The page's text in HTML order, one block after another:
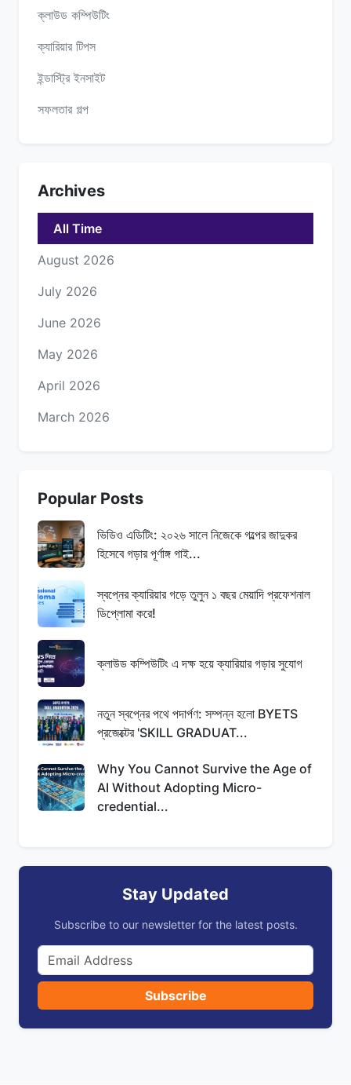
ক্লাউড কম্পিউটিং
ক্যারিয়ার টিপস
ইন্ডাস্ট্রি ইনসাইট
সফলতার গল্প
Archives
All Time
August 2026
July 2026
June 2026
May 2026
April 2026
March 2026
Popular Posts
ভিডিও এডিটিং: ২০২৬ সালে নিজেকে গল্পের জাদুকর
হিসেবে গড়ার পূর্ণাঙ্গ গাই...
স্বপ্নের ক্যারিয়ার গড়ে তুলুন ১ বছর মেয়াদি প্রফেশনাল
ডিপ্লোমা করে!
ক্লাউড কম্পিউটিং এ দক্ষ হয়ে ক্যারিয়ার গড়ার সুযোগ
নতুন স্বপ্নের পথে পদার্পণ: সম্পন্ন হলো BYETS
প্রজেক্টের 'SKILL GRADUAT...
Why You Cannot Survive the Age of
AI Without Adopting Micro-
credential...
Stay Updated
Subscribe to our newsletter for the latest posts.
Subscribe